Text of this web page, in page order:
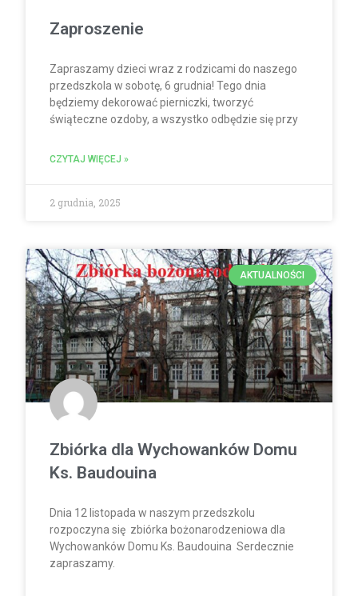
Zaproszenie
Zapraszamy dzieci wraz z rodzicami do naszego
przedszkola w sobotę, 6 grudnia! Tego dnia
będziemy dekorować pierniczki, tworzyć
świąteczne ozdoby, a wszystko odbędzie się przy
CZYTAJ WIĘCEJ »
2 grudnia, 2025
AKTUALNOŚCI
Zbiórka dla Wychowanków Domu
Ks. Baudouina
Dnia 12 listopada w naszym przedszkolu
rozpoczyna się zbiórka bożonarodzeniowa dla
Wychowanków Domu Ks. Baudouina Serdecznie
zapraszamy.